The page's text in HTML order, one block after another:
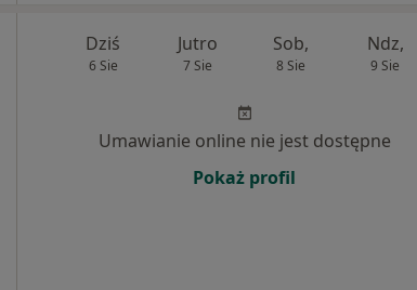
Dziś
6 Sie
Jutro
7 Sie
Sob,
8 Sie
Ndz,
9 Sie
Umawianie online nie jest dostępne
Pokaż profil